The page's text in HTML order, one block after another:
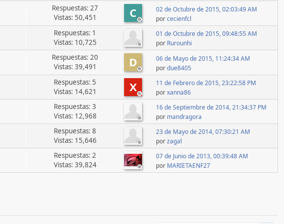
C
Respuestas: 27
Vistas: 50,451
02 de Octubre de 2015, 02:03:49 AM
porcecienfcl
Respuestas: 1
Vistas: 10,725
01 de Octubre de 2015, 09:48:55 AM
por Rurounhi
D
Respuestas: 20
Vistas: 39,491
06 de Mayo de 2015, 11:24:34 AM
pordue8405
X
Respuestas: 5
Vistas: 14,621
11 de Febrero de 2015, 23:22:58 PM
porxanna86
Respuestas: 3
Vistas: 12,968
16 de Septiembre de 2014, 21:34:37 PM
por mandragora
Respuestas: 8
Vistas: 15,646
23 de Mayo de 2014, 07:30:21 AM
porzagal
Respuestas: 2
Vistas: 39,824
07 de Junio de 2013, 00:39:48 AM
por MARIETAENF27